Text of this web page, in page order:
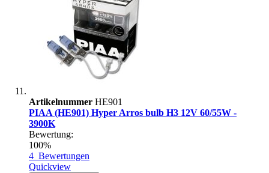
Artikelnummer HE901
PIAA (HE901) Hyper Arros bulb H3 12V 60/55W -
3900K
Bewertung:
100%
4 Bewertungen
Quickview